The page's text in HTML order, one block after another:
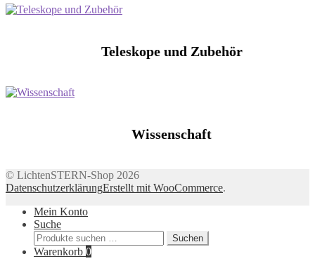
Teleskope und Zubehör
Wissenschaft
© LichtenSTERN-Shop 2026
DatenschutzerklärungErstellt mit WooCommerce.
Mein Konto
Suche
Suchen
nach:
Suchen
Warenkorb 0